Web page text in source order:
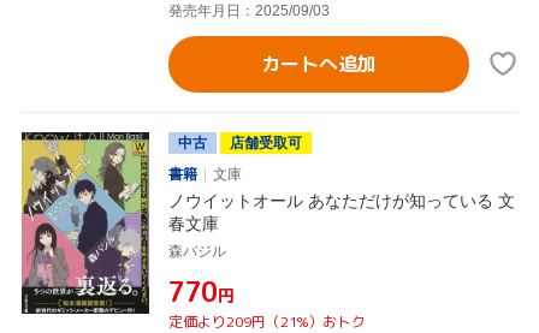
発売年月日：2025/09/03
カートへ追加
中古
店舗受取可
書籍
文庫
ノウイットオール あなただけが知っている 文
春文庫
森バジル
¥770円
定価より209円（21%）おトク